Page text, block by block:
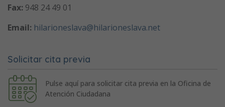
Fax: 948 24 49 01
Email: hilarioneslava@hilarioneslava.net
Solicitar cita previa
Pulse aquí para solicitar cita previa en la Oficina de
Atención Ciudadana